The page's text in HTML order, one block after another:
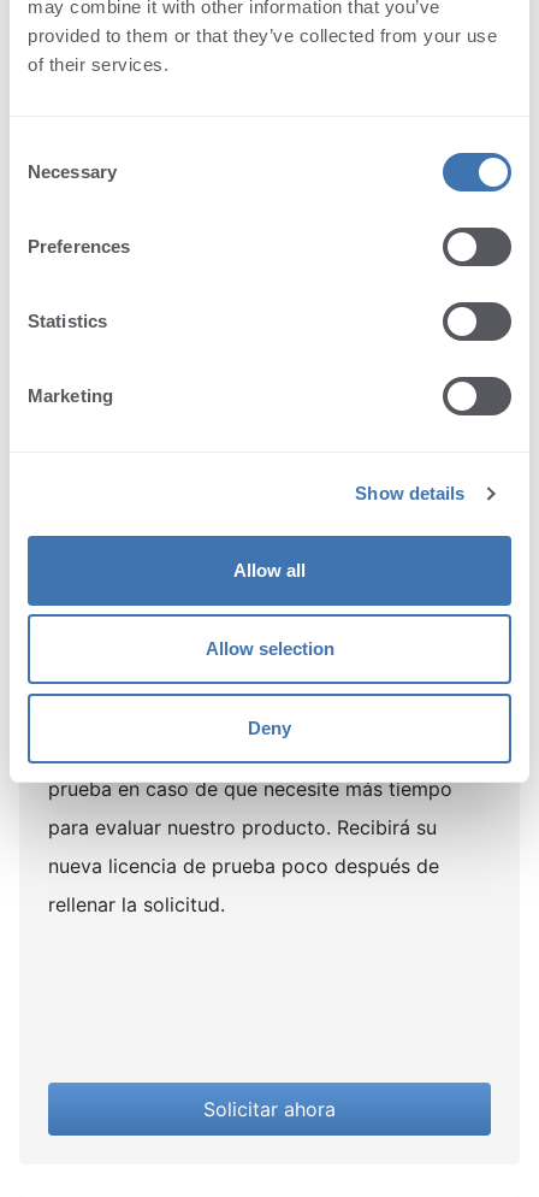
may combine it with other information that you’ve
provided to them or that they’ve collected from your use
of their services.
Selection
Necessary
Preferences
Statistics
Marketing
Show details
Allow all
Allow selection
Deny
¿Licencia expirada?
prueba en caso de que necesite más tiempo
para evaluar nuestro producto. Recibirá su
nueva licencia de prueba poco después de
rellenar la solicitud.
Solicitar ahora